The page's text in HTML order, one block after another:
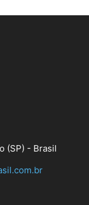
(SP) - Brasil